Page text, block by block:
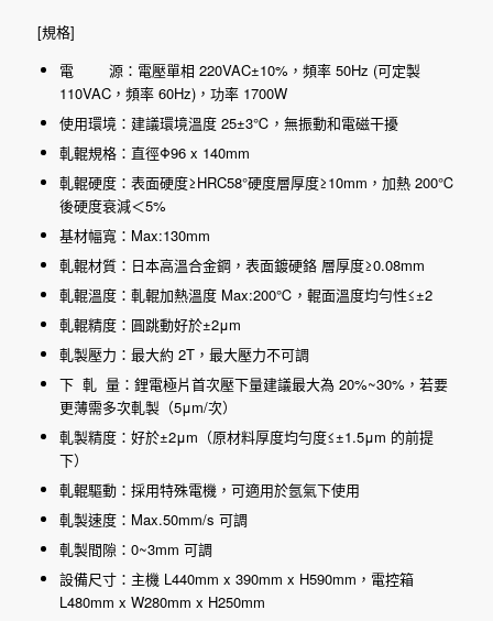
[規格]
電 源：電壓單相 220VAC±10%，頻率 50Hz (可定製
110VAC，頻率 60Hz)，功率 1700W
使用環境：建議環境溫度 25±3℃，無振動和電磁干擾
軋輥規格：直徑Φ96 x 140mm
軋輥硬度：表面硬度≥HRC58°硬度層厚度≥10mm，加熱 200℃
後硬度衰減＜5%
基材幅寬：Max:130mm
軋輥材質：日本高溫合金鋼，表面鍍硬鉻 層厚度≥0.08mm
軋輥溫度：軋輥加熱溫度 Max:200℃，輥面溫度均勻性≤±2
軋輥精度：圓跳動好於±2μm
軋製壓力：最大約 2T，最大壓力不可調
下 軋 量：鋰電極片首次壓下量建議最大為 20%~30%，若要
更薄需多次軋製（5μm/次）
軋製精度：好於±2μm（原材料厚度均勻度≤±1.5μm 的前提
下）
軋輥驅動：採用特殊電機，可適用於氬氣下使用
軋製速度：Max.50mm/s 可調
軋製間隙：0~3mm 可調
設備尺寸：主機 L440mm x 390mm x H590mm，電控箱
L480mm x W280mm x H250mm